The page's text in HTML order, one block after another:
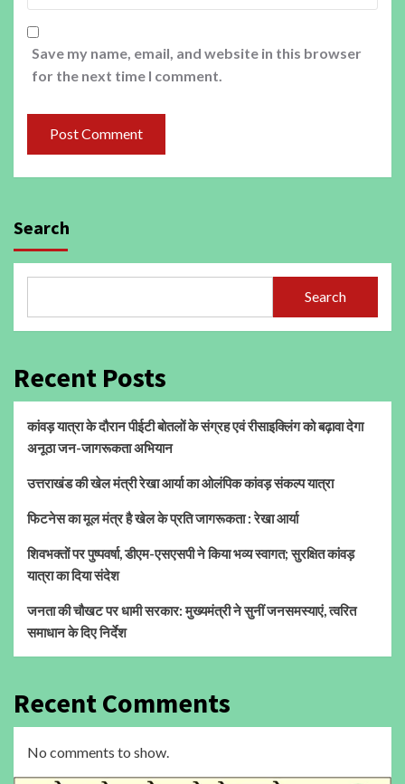
Save my name, email, and website in this browser
for the next time I comment.
Search
Search
Recent Posts
कांवड़ यात्रा के दौरान पीईटी बोतलों के संग्रह एवं रीसाइक्लिंग को बढ़ावा देगा
अनूठा जन-जागरूकता अभियान
उत्तराखंड की खेल मंत्री रेखा आर्या का ओलंपिक कांवड़ संकल्प यात्रा
फिटनेस का मूल मंत्र है खेल के प्रति जागरूकता : रेखा आर्या
शिवभक्तों पर पुष्पवर्षा, डीएम-एसएसपी ने किया भव्य स्वागत; सुरक्षित कांवड़
यात्रा का दिया संदेश
जनता की चौखट पर धामी सरकार: मुख्यमंत्री ने सुनीं जनसमस्याएं, त्वरित
समाधान के दिए निर्देश
Recent Comments
No comments to show.